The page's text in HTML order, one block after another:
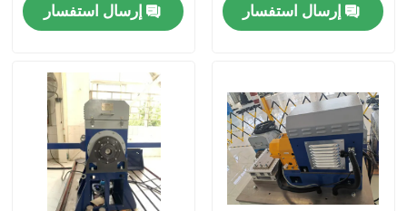
حولنا
مراقبة الجودة
اتصل بنا
إرسال استفسار إرسال استفسار